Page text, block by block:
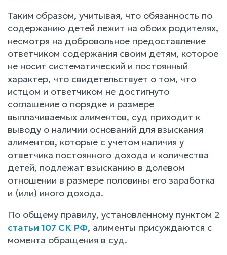
Таким образом, учитывая, что обязанность по
содержанию детей лежит на обоих родителях,
несмотря на добровольное предоставление
ответчиком содержания своим детям, которое
не носит систематический и постоянный
характер, что свидетельствует о том, что
истцом и ответчиком не достигнуто
соглашение о порядке и размере
выплачиваемых алиментов, суд приходит к
выводу о наличии оснований для взыскания
алиментов, которые с учетом наличия у
ответчика постоянного дохода и количества
детей, подлежат взысканию в долевом
отношении в размере половины его заработка
и (или) иного дохода.
По общему правилу, установленному пунктом 2
статьи 107 СК РФ, алименты присуждаются с
момента обращения в суд.